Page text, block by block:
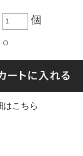
個
○
はこちら